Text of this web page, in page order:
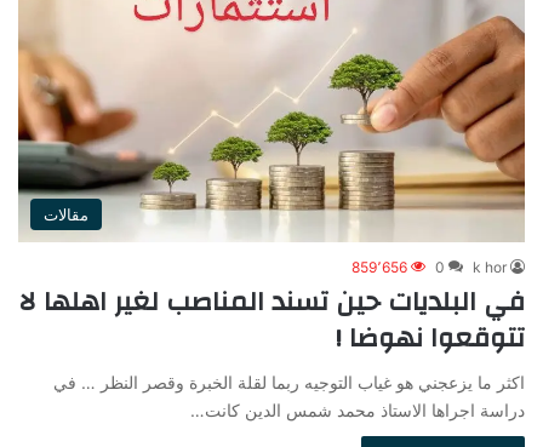
مقالات
k hor
0 859٬656
في البلديات حين تسند المناصب لغير اهلها لا
تتوقعوا نهوضا !
اكثر ما يزعجني هو غياب التوجيه ربما لقلة الخبرة وقصر النظر … في
دراسة اجراها الاستاذ محمد شمس الدين كانت…